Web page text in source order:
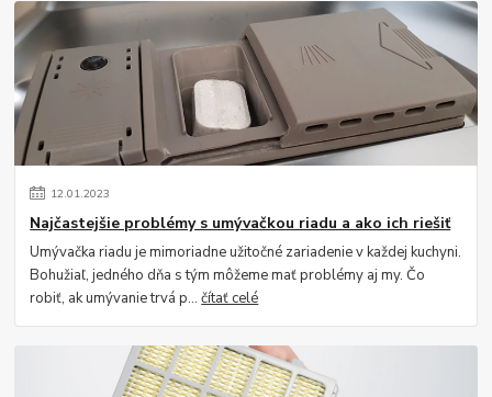
12.01.2023
Najčastejšie problémy s umývačkou riadu a ako ich riešiť
Umývačka riadu je mimoriadne užitočné zariadenie v každej kuchyni.
Bohužiaľ, jedného dňa s tým môžeme mať problémy aj my. Čo
robiť, ak umývanie trvá p...čítať celé